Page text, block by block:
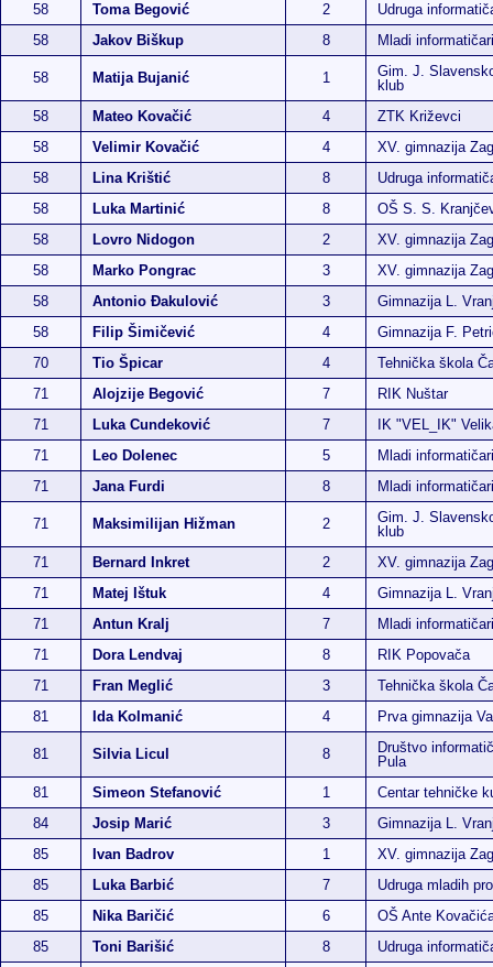
58
Toma Begović 2
Udruga
58
Jakov Biškup 8 Mladi
58 Matija Bujanić 1
Gim. J.
klub
58
Mateo Kovačić 4
ZTK Križevci
58
Velimir Kovačić 4
XV. gimnazija
58
Lina Krištić 8
Udruga
58
Luka Martinić 8
OŠ S. S.
58
Lovro Nidogon 2
XV. gimnazija
58
Marko Pongrac 3
XV. gimnazija
58
Antonio Đakulović 3
Gimnazija L.
58
Filip Šimičević 4
Gimnazija F.
70
Tio Špicar 4
Tehnička škola
71
Alojzije Begović 7
RIK Nuštar
71
Luka Cundeković 7
IK "VEL_IK"
71
Leo Dolenec 5
Mladi
71
Jana Furdi 8 Mladi
71 Maksimilijan Hižman 2
Gim. J.
klub
71
Bernard Inkret 2
XV. gimnazija
71
Matej Ištuk 4
Gimnazija L.
71
Antun Kralj 7
Mladi
71
Dora Lendvaj 8
RIK Popovača
71
Fran Meglić 3
Tehnička škola
81
Ida Kolmanić 4 Prva gimnazija
81 Silvia Licul 8
Društvo
Pula
81
Simeon Stefanović 1
Centar tehničke
84
Josip Marić 3
Gimnazija L.
85
Ivan Badrov 1
XV. gimnazija
85
Luka Barbić 7
Udruga mladih
85
Nika Baričić 6
OŠ Ante
85
Toni Barišić 8
Udruga